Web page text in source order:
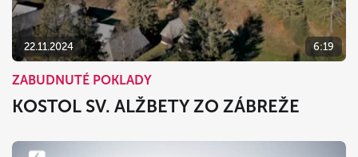
22.11.2024 6:19
ZABUDNUTÉ POKLADY
KOSTOL SV. ALŽBETY ZO ZÁBREŽE